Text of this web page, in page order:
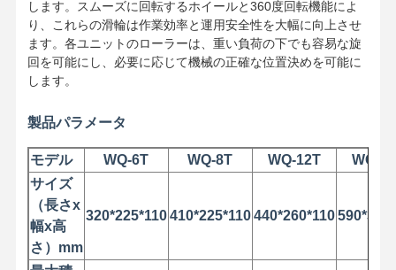
します。スムーズに回転するホイールと360度回転機能によ
り、これらの滑輪は作業効率と運用安全性を大幅に向上させ
ます。各ユニットのローラーは、重い負荷の下でも容易な旋
回を可能にし、必要に応じて機械の正確な位置決めを可能に
します。
製品パラメータ
モデル WQ-6T WQ-8T WQ-12T
WQ-
サイズ
（長さx
幅x高
さ）mm
320*225*110410*225*110440*260*110